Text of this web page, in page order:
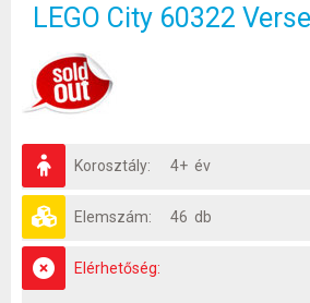
LEGO City 60322
Korosztály: 4+ év
Elemszám: 46 db
Elérhetőség: